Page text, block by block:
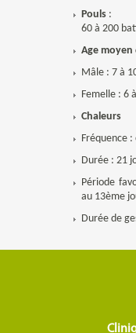
Pouls :
60 à 200
Age
Mâle : 7 à
Femelle : 6
Chaleurs
Fréquence
Durée : 21
Période
au 13ème
Durée de